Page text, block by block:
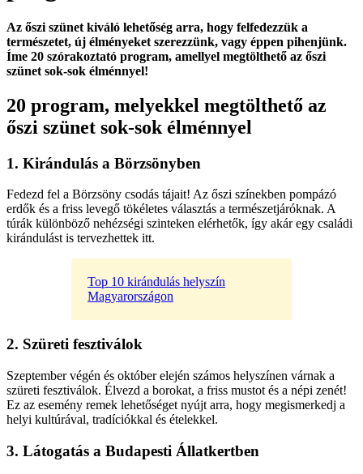
Az őszi szünet kiváló lehetőség arra, hogy felfedezzük a
természetet, új élményeket szerezzünk, vagy éppen pihenjünk.
Íme 20 szórakoztató program, amellyel megtölthető az őszi
szünet sok-sok élménnyel!
20 program, melyekkel megtölthető az
őszi szünet sok-sok élménnyel
1. Kirándulás a Börzsönyben
Fedezd fel a Börzsöny csodás tájait! Az őszi színekben pompázó
erdők és a friss levegő tökéletes választás a természetjáróknak. A
túrák különböző nehézségi szinteken elérhetők, így akár egy családi
kirándulást is tervezhettek itt.
Top 10 kirándulás helyszín
Magyarországon
2. Szüreti fesztiválok
Szeptember végén és október elején számos helyszínen várnak a
szüreti fesztiválok. Élvezd a borokat, a friss mustot és a népi zenét!
Ez az esemény remek lehetőséget nyújt arra, hogy megismerkedj a
helyi kultúrával, tradíciókkal és ételekkel.
3. Látogatás a Budapesti Állatkertben